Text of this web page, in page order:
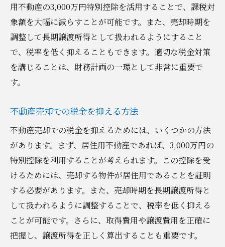
用不動産の3,000万円特別控除を活用することで、課税対
象額を大幅に減らすことが可能です。また、売却時期を
調整して長期譲渡所得として扱われるようにすること
で、税率を低く抑えることもできます。適切な税金対策
を講じることは、財務計画の一環として非常に重要で
す。
不動産売却での税金を抑える方法
不動産売却での税金を抑えるためには、いくつかの方法
があります。まず、居住用不動産であれば、3,000万円の
特別控除を利用することが考えられます。この控除を受
けるためには、売却する物件が居住用であることを証明
する必要があります。また、売却時期を長期譲渡所得と
して扱われるように調整することで、税率を低く抑える
ことが可能です。さらに、取得費用や譲渡費用を正確に
把握し、譲渡所得を正しく算出することも重要です。